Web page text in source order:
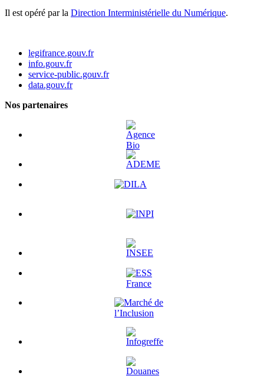
Il est opéré par la Direction Interministérielle du Numérique.
legifrance.gouv.fr
info.gouv.fr
service-public.gouv.fr
data.gouv.fr
Nos partenaires